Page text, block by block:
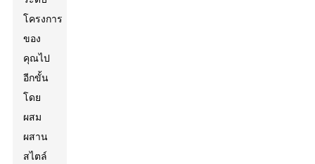
โครงการ
ของ
คุณไป
อีกขั้น
โดย
ผสม
ผสาน
สไตล์